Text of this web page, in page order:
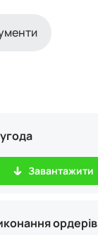
Завантажити
ордерів